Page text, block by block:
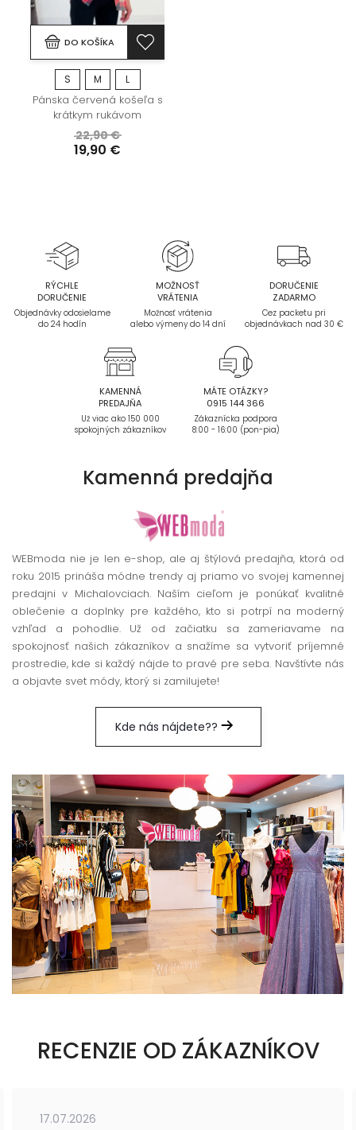
DO KOŠÍKA
S M L
Pánska červená košeľa s
krátkym rukávom
22,90 €
19,90 €
RÝCHLE
DORUČENIE
Objednávky odosielame
do 24 hodín
MOŽNOSŤ
VRÁTENIA
Možnosť vrátenia
alebo výmeny do 14 dní
DORUČENIE
ZADARMO
Cez packetu pri
objednávkach nad 30 €
KAMENNÁ
PREDAJŇA
Už viac ako 150 000
spokojných zákazníkov
MÁTE OTÁZKY?
0915 144 366
Zákaznícka podpora
8:00 - 16:00 (pon-pia)
Kamenná predajňa
WEBmoda nie je len e-shop, ale aj štýlová predajňa, ktorá od
roku 2015 prináša módne trendy aj priamo vo svojej kamennej
predajni v Michalovciach. Naším cieľom je ponúkať kvalitné
oblečenie a doplnky pre každého, kto si potrpí na moderný
vzhľad a pohodlie. Už od začiatku sa zameriavame na
spokojnosť našich zákazníkov a snažíme sa vytvoriť príjemné
prostredie, kde si každý nájde to pravé pre seba. Navštívte nás
a objavte svet módy, ktorý si zamilujete!
Kde nás nájdete??
RECENZIE OD ZÁKAZNÍKOV
17.07.2026